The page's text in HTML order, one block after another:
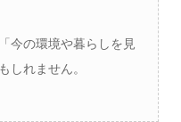
今の環境や暮らしを見
しれません。